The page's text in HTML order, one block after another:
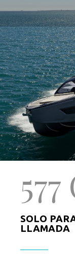
al
contenido
MENÚ
GAMA
SOLO
LLAMADA